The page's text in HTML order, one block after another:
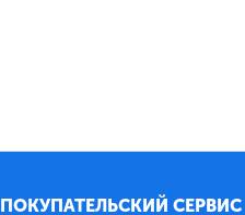
ПОКУПАТЕЛЬСКИЙ СЕРВИС